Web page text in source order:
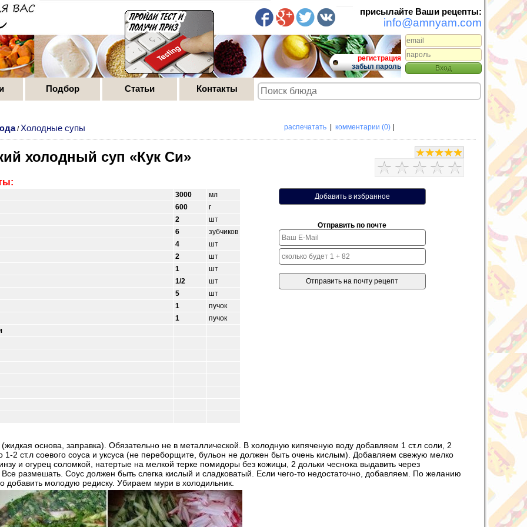
Подбор Статьи Контакты
присылайте Ваши рецепты:
info@amnyam.com
регистрация
забыл пароль
/Холодные супы распечатать| комментарии (0)|
холодный суп «Кук Си»
3000
мл
600
г
2
шт
6
зубчиков
4
шт
2
шт
1
шт
1/2
шт
5
шт
1
пучок
1
пучок
Отправить по почте
основа, заправка). Обязательно не в металлической. В холодную кипяченую воду добавляем 1 ст.л соли, 2
1-2 ст.л соевого соуса и уксуса (не переборщите, бульон не должен быть очень кислым). Добавляем свежую мелко
и огурец соломкой, натертые на мелкой терке помидоры без кожицы, 2 дольки чеснока выдавить через
Все размешать. Соус должен быть слегка кислый и сладковатый. Если чего-то недостаточно, добавляем. По желанию
добавить молодую редиску. Убираем мури в холодильник.